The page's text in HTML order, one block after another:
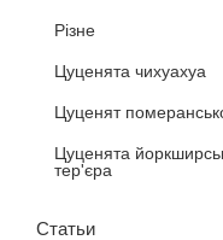
Різне
Цуценята чихуахуа
Цуценят
Цуценята
тер'єра
Статьи